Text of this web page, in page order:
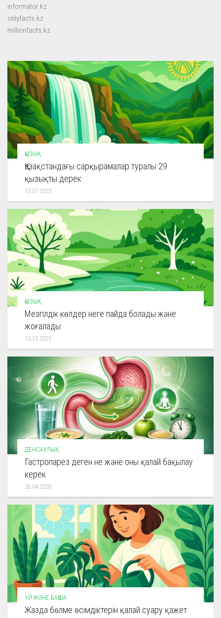
informator.kz
onlyfacts.kz
millionfacts.kz
ҚЫЗЫҚ
Қазақстандағы сарқырамалар туралы 29
қызықты дерек
13.07.2025
ҚЫЗЫҚ
Мезгілдік көлдер неге пайда болады және
жоғалады
15.12.2025
ДЕНСАУЛЫҚ
Гастропарез деген не және оны қалай бақылау
керек
26.04.2026
ҮЙ ЖӘНЕ БАҚША
Жазда бөлме өсімдіктерін қалай суару қажет